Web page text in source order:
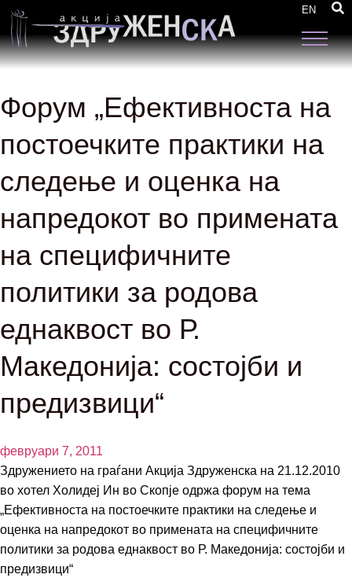
EN
Форум „Ефективноста на
постоечките практики на
следење и оценка на
напредокот во примената
на специфичните
политики за родова
еднаквост во Р.
Македонија: состојби и
предизвици“
февруари 7, 2011
Здружението на граѓани Акција Здруженска на 21.12.2010
во хотел Холидеј Ин во Скопје одржа форум на тема
„Ефективноста на постоечките практики на следење и
оценка на напредокот во примената на специфичните
политики за родова еднаквост во Р. Македонија: состојби и
предизвици“